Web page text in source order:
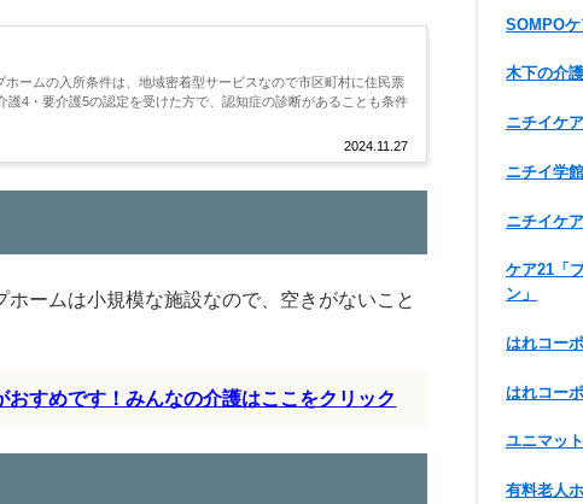
2024.11.27
ームの入所条件は、地域密着型サービスなので市区町村に住民票
4・要介護5の認定を受けた方で、認知症の診断があることも条件
ームは小規模な施設なので、空きがないこと
すめです！みんなの介護はここをクリック
SOMPOケ
木下の介
ニチイケ
ニチイ学
ニチイケ
ケア21「
ン」
はれコー
はれコー
ユニマッ
有料老人